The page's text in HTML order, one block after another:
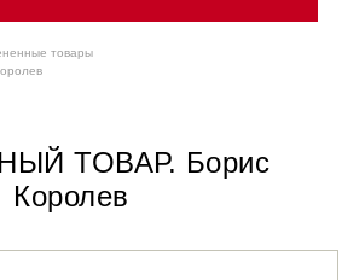
товары
ТОВАР. Борис
Королев